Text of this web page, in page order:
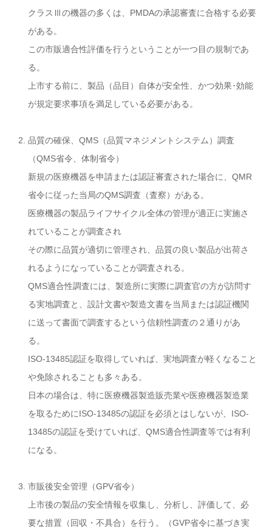
クラスⅢの機器の多くは、PMDAの承認審査に合格する必要
がある。
この市販適合性評価を行うということが一つ目の規制であ
る。
上市する前に、製品（品目）自体が安全性、かつ効果･効能
が規定要求事項を満足している必要がある。
品質の確保、QMS（品質マネジメントシステム）調査
（QMS省令、体制省令）
新規の医療機器を申請または認証審査された場合に、QMR
省令に従った当局のQMS調査（査察）がある。
医療機器の製品ライフサイクル全体の管理が適正に実施さ
れていることが調査され
その際に品質が適切に管理され、品質の良い製品が出荷さ
れるようになっていることが調査される。
QMS適合性調査には、製造所に実際に調査官の方が訪問す
る実地調査と、設計文書や製造文書を当局または認証機関
に送って書面で調査するという信頼性調査の２通りがあ
る。
ISO-13485認証を取得していれば、実地調査が軽くなること
や免除されることも多々ある。
日本の場合は、特に医療機器製造販売業や医療機器製造業
を取るためにISO-13485の認証を必須とはしないが、ISO-
13485の認証を受けていれば、QMS適合性調査等では有利
になる。
市販後安全管理（GPV省令）
上市後の製品の安全情報を収集し、分析し、評価して、必
要な措置（回収・不具合）を行う。（GVP省令に基づき実